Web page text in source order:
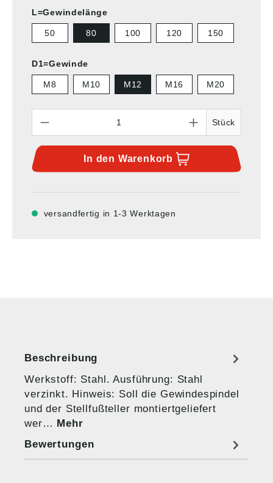
L=Gewindelänge
50 80 100 120 150
D1=Gewinde
M8 M10 M12 M16 M20
Stück
In den Warenkorb
versandfertig in 1-3 Werktagen
Beschreibung
Werkstoff: Stahl. Ausführung: Stahl
verzinkt. Hinweis: Soll die Gewindespindel
und der Stellfußteller montiertgeliefert
wer… Mehr
Bewertungen